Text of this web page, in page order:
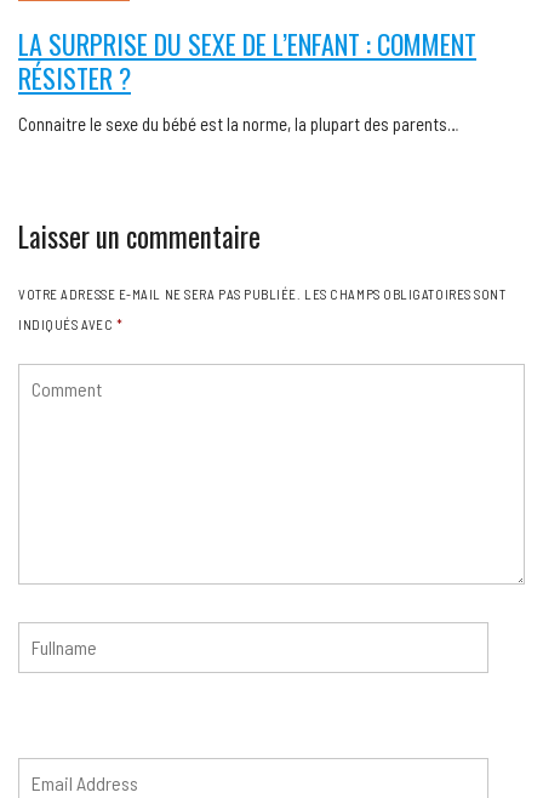
LA SURPRISE DU SEXE DE L’ENFANT : COMMENT
RÉSISTER ?
Connaitre le sexe du bébé est la norme, la plupart des parents…
Laisser un commentaire
VOTRE ADRESSE E-MAIL NE SERA PAS PUBLIÉE.
LES CHAMPS OBLIGATOIRES SONT
INDIQUÉS AVEC *